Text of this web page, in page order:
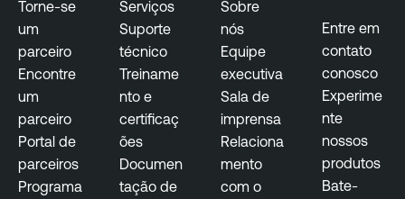
Torne-se
um
parceiro
Encontre
um
parceiro
Portal de
parceiros
Programa
Serviços
Suporte
técnico
Treiname
nto e
certificaç
ões
Documen
tação de
Sobre
nós
Equipe
executiva
Sala de
imprensa
Relaciona
mento
com o
Entre em
contato
conosco
Experime
nte
nossos
produtos
Bate-